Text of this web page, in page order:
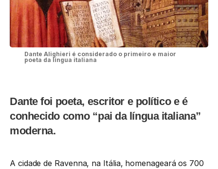
Dante Alighieri é considerado o primeiro e maior
poeta da língua italiana
Dante foi poeta, escritor e político e é
conhecido como “pai da língua italiana”
moderna.
A cidade de Ravenna, na Itália, homenageará os 700